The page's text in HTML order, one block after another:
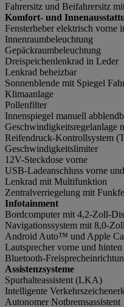
Fahrersitz und Beifahrersitz
Komfort- und
Fensterheber elektrisch
Innenraumbeleuchtung
Gepäckraumbeleuchtung
Dreispeichenlenkrad in Leder
Lenkrad beheizbar
Sonnenblende mit Spiegel
Klimaanlage
Pollenfilter
Innenspiegel manuell
Geschwindigkeitsregelanlage
Reifendruck-Kontrollsystem
Geschwindigkeitslimiter
12V-Steckdose vorne
USB-Ladeanschluss vorne
Lenkrad mit Multifunktion
Zentralverriegelung mit
Infotainment
Bordcomputer mit 4,2-Zoll-
Navigationssystem mit 8,0-
Android Auto™ und Apple
Lautsprecher vorne und hinten
Bluetooth-
Assistenzsysteme
Spurhalteassistent (LKA)
Intelligente
Autonomer